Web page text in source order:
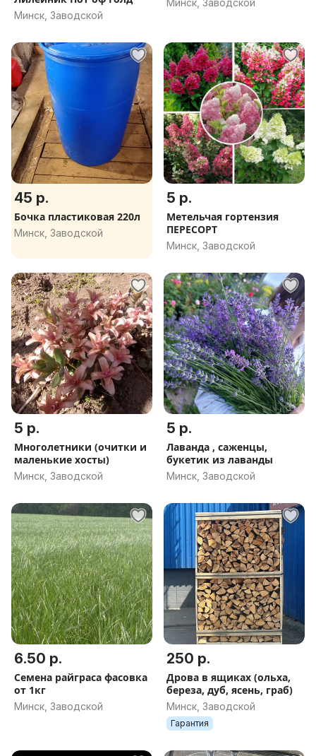
Минск, Заводской
Минск, Заводской
45 р.
Бочка пластиковая 220л
Минск, Заводской
5 р.
Метельчая гортензия
ПЕРЕСОРТ
Минск, Заводской
5 р.
Многолетники (очитки и
маленькие хосты)
Минск, Заводской
5 р.
Лаванда , саженцы,
букетик из лаванды
Минск, Заводской
6.50 р.
Семена райграса фасовка
от 1кг
Минск, Заводской
250 р.
Дрова в ящиках (ольха,
береза, дуб, ясень, граб)
Минск, Заводской
Гарантия